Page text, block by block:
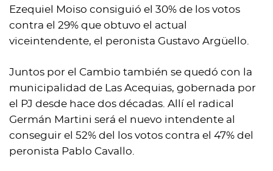
Ezequiel Moiso consiguió el 30% de los votos
contra el 29% que obtuvo el actual
viceintendente, el peronista Gustavo Argüello.
Juntos por el Cambio también se quedó con la
municipalidad de Las Acequias, gobernada por
el PJ desde hace dos décadas. Allí el radical
Germán Martini será el nuevo intendente al
conseguir el 52% del los votos contra el 47% del
peronista Pablo Cavallo.